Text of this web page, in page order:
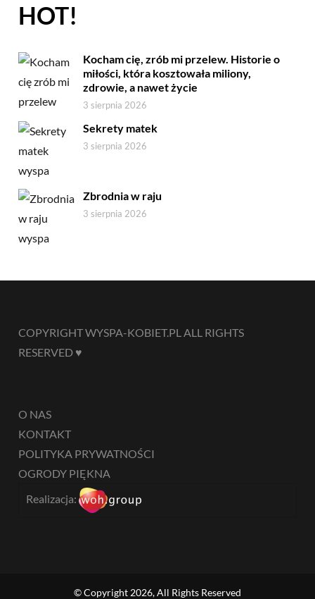
HOT!
Kocham cię, zrób mi przelew. Historie o
miłości, która kosztowała miliony,
zdrowie, a nawet życie
3 sierpnia 2026
Sekrety matek
3 sierpnia 2026
Zbrodnia w raju
3 sierpnia 2026
COPYRIGHT WYSPA-KOBIET.PL ALL RIGHTS
RESERVED ♥
O NAS
KONTAKT
POLITYKA PRYWATNOŚCI
OGRODY PIĘKNA
Realizacja:
© Copyright 2026, All Rights Reserved